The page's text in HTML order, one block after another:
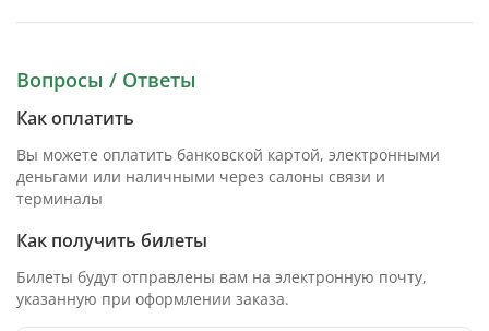
Вопросы / Ответы
Как оплатить
Вы можете оплатить банковской картой, электронными
деньгами или наличными через салоны связи и
терминалы
Как получить билеты
Билеты будут отправлены вам на электронную почту,
указанную при оформлении заказа.